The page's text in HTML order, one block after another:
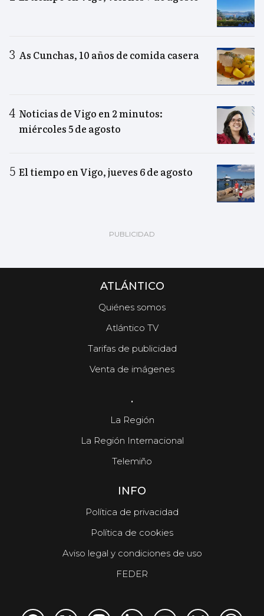
As Cunchas, 10 años de comida casera
Noticias de Vigo en 2 minutos:
miércoles 5 de agosto
El tiempo en Vigo, jueves 6 de agosto
ATLÁNTICO
Quiénes somos
Atlántico TV
Tarifas de publicidad
Venta de imágenes
.
La Región
La Región Internacional
Telemiño
INFO
Política de privacidad
Política de cookies
Aviso legal y condiciones de uso
FEDER